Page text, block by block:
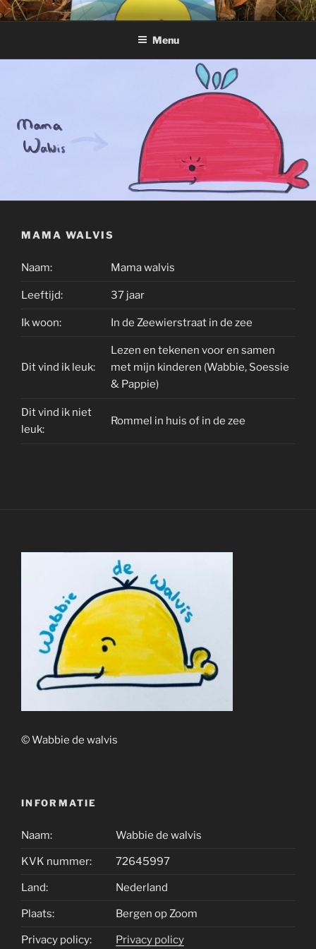
Ga
naar
inhoud
WABBIE DE WALVIS
Menu
MAMA WALVIS
Naam: Mama walvis
Leeftijd: 37 jaar
Ik woon: In de Zeewierstraat in de zee
Dit vind ik leuk:
Lezen en tekenen voor en samen
met mijn kinderen (Wabbie, Soessie
& Pappie)
Dit vind ik niet
leuk:
Rommel in huis of in de zee
© Wabbie de walvis
INFORMATIE
Naam: Wabbie de walvis
KVK nummer: 72645997
Land: Nederland
Plaats: Bergen op Zoom
Privacy policy: Privacy policy